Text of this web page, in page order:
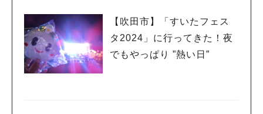
【吹田市】「すいたフェス
タ2024」に行ってきた！夜
でもやっぱり ”熱い日”